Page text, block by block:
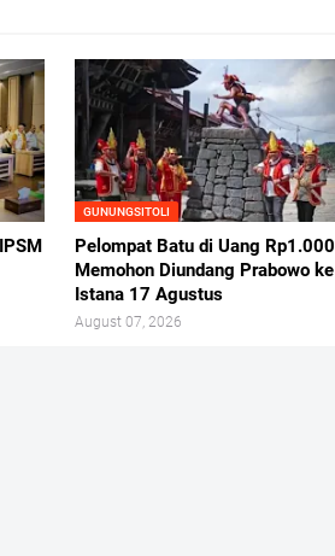
GUNUNGSITOLI
Pelompat Batu di Uang Rp1.000
Memohon Diundang Prabowo ke
Istana 17 Agustus
August 07, 2026